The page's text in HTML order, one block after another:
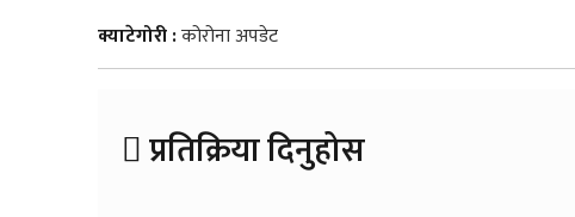
क्याटेगोरी :कोरोना अपडेट
प्रतिक्रिया दिनुहोस